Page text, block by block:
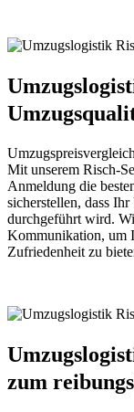
Mit unserem Risch-
Anmeldung die
sicherstellen, dass
durchgeführt wird.
Kommunikation, um
Zufriedenheit zu
zum